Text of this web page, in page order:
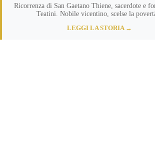
Ricorrenza di San Gaetano Thiene, sacerdote e
Teatini. Nobile vicentino, scelse la
LEGGI LA STORIA →